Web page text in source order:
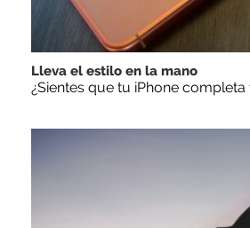
Lleva el estilo en la mano
¿Sientes que tu iPhone completa